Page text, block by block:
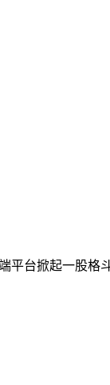
平台掀起一股